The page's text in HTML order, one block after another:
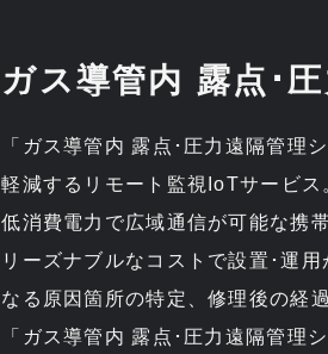
ガス導管内 露点･
「ガス導管内 露点･圧力遠隔管理
軽減するリモート監視IoTサービス
低消費電力で広域通信が可能な携
リーズナブルなコストで設置･運
なる原因箇所の特定、修理後の経
「ガス導管内 露点･圧力遠隔管理